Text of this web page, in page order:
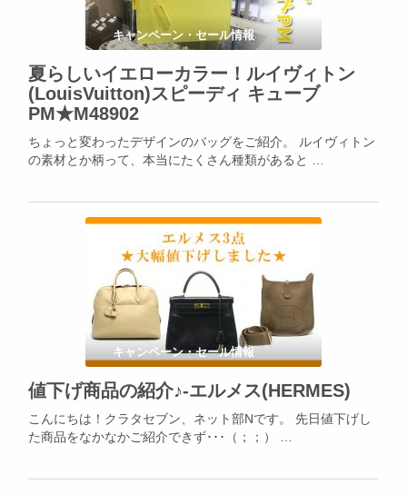
キャンペーン・セール情報
夏らしいイエローカラー！ルイヴィトン
(LouisVuitton)スピーディ キューブ
PM★M48902
ちょっと変わったデザインのバッグをご紹介。 ルイヴィトン
の素材とか柄って、本当にたくさん種類があると …
キャンペーン・セール情報
値下げ商品の紹介♪-エルメス(HERMES)
こんにちは！クラタセブン、ネット部Nです。 先日値下げし
た商品をなかなかご紹介できず･･･（；；） …